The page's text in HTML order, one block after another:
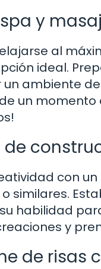
y
al
ideal.
ambiente
un momento
de
con
similares.
habilidad
y
de risas